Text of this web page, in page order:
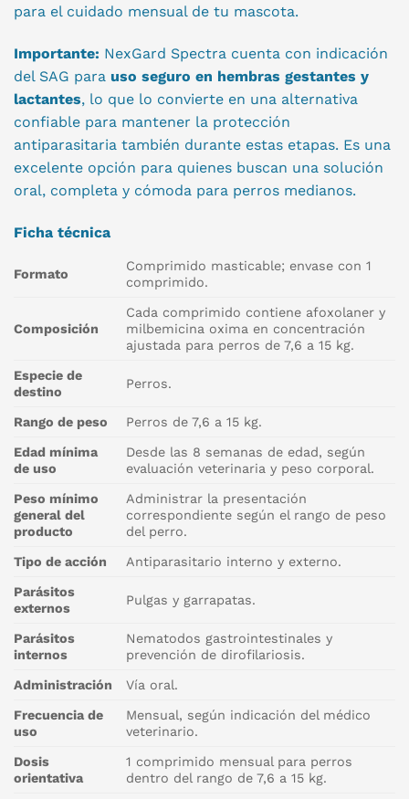
para el cuidado mensual de tu mascota.
Importante: NexGard Spectra cuenta con indicación
del SAG para uso seguro en hembras gestantes y
lactantes, lo que lo convierte en una alternativa
confiable para mantener la protección
antiparasitaria también durante estas etapas. Es una
excelente opción para quienes buscan una solución
oral, completa y cómoda para perros medianos.
Ficha técnica
Formato
Comprimido masticable; envase con 1
comprimido.
Composición
Cada comprimido contiene afoxolaner y
milbemicina oxima en concentración
ajustada para perros de 7,6 a 15 kg.
Especie de
destino
Perros.
Rango de peso Perros de 7,6 a 15 kg.
Edad mínima
de uso
Desde las 8 semanas de edad, según
evaluación veterinaria y peso corporal.
Peso mínimo
general del
producto
Administrar la presentación
correspondiente según el rango de peso
del perro.
Tipo de acción Antiparasitario interno y externo.
Parásitos
externos
Pulgas y garrapatas.
Parásitos
internos
Nematodos gastrointestinales y
prevención de dirofilariosis.
Administración Vía oral.
Frecuencia de
uso
Mensual, según indicación del médico
veterinario.
Dosis
orientativa
1 comprimido mensual para perros
dentro del rango de 7,6 a 15 kg.